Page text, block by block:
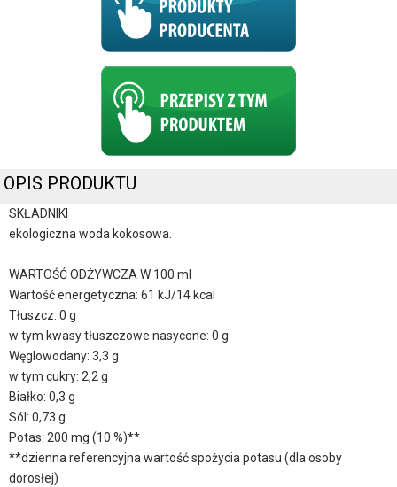
OPIS PRODUKTU
SKŁADNIKI
ekologiczna woda kokosowa.
WARTOŚĆ ODŻYWCZA W 100 ml
Wartość energetyczna: 61 kJ/14 kcal
Tłuszcz: 0 g
w tym kwasy tłuszczowe nasycone: 0 g
Węglowodany: 3,3 g
w tym cukry: 2,2 g
Białko: 0,3 g
Sól: 0,73 g
Potas: 200 mg (10 %)**
**dzienna referencyjna wartość spożycia potasu (dla osoby
dorosłej)